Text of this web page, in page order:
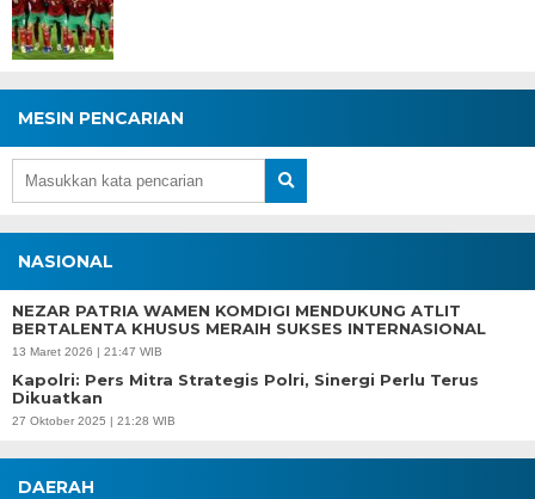
MESIN PENCARIAN
NASIONAL
NEZAR PATRIA WAMEN KOMDIGI MENDUKUNG ATLIT
BERTALENTA KHUSUS MERAIH SUKSES INTERNASIONAL
13 Maret 2026 | 21:47 WIB
Kapolri: Pers Mitra Strategis Polri, Sinergi Perlu Terus
Dikuatkan
27 Oktober 2025 | 21:28 WIB
DAERAH